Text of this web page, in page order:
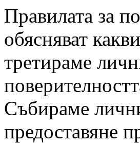
Правилата за
обясняват
третираме
Събираме
предоставяне